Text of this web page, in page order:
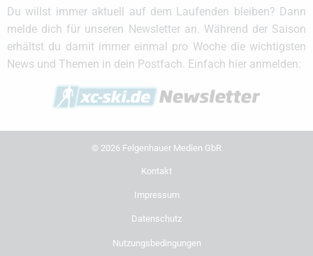
Du willst immer aktuell auf dem Laufenden bleiben? Dann
melde dich für unseren Newsletter an. Während der Saison
erhältst du damit immer einmal pro Woche die wichtigsten
News und Themen in dein Postfach. Einfach hier anmelden:
© 2026 Felgenhauer Medien GbR
Kontakt
Impressum
Datenschutz
Nutzungsbedingungen